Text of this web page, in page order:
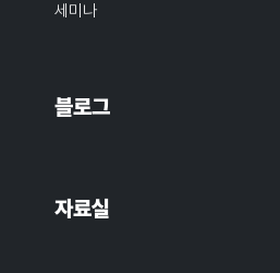
세미나
블로그
자료실